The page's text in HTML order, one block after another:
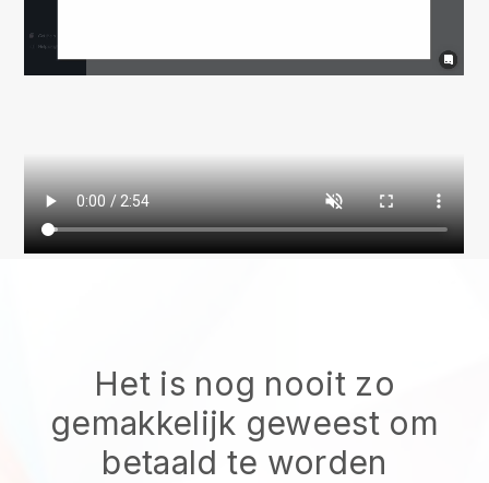
Het is nog nooit zo
gemakkelijk geweest om
betaald te worden